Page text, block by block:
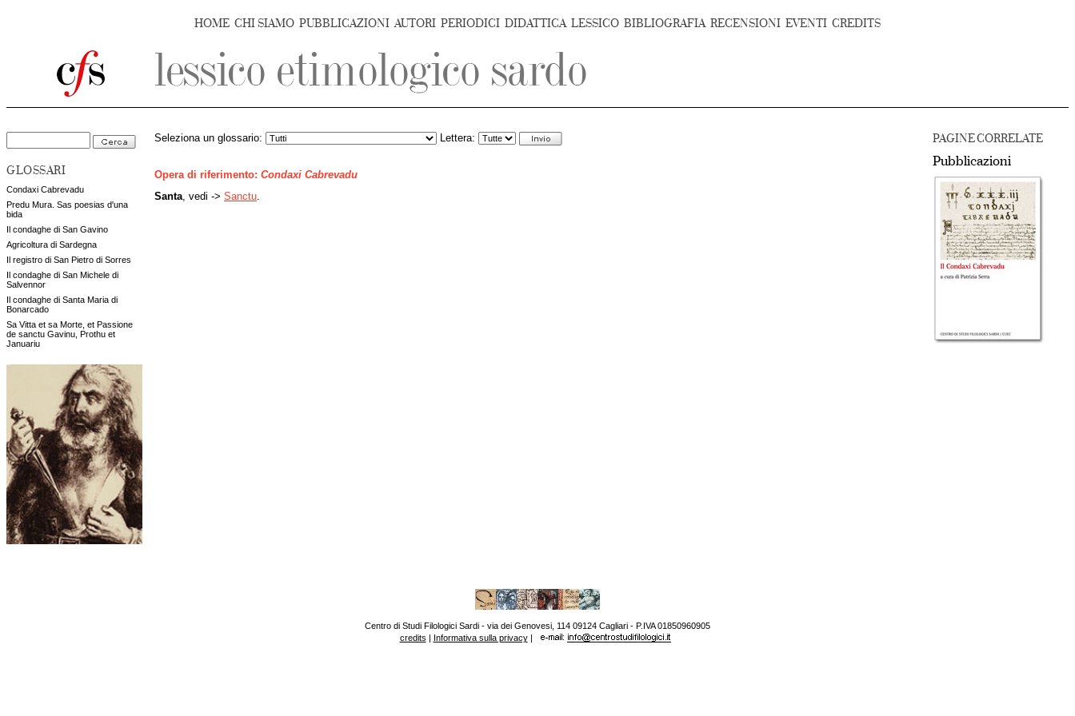
HOME CHI SIAMO PUBBLICAZIONI AUTORI PERIODICI DIDATTICA LESSICO BIBLIOGRAFIA RECENSIONI EVENTI CREDITS
GLOSSARI
Condaxi Cabrevadu
Predu Mura. Sas poesias d'una
bida
Il condaghe di San Gavino
Agricoltura di Sardegna
Il registro di San Pietro di Sorres
Il condaghe di San Michele di
Salvennor
Il condaghe di Santa Maria di
Bonarcado
Sa Vitta et sa Morte, et Passione
de sanctu Gavinu, Prothu et
Januariu
PAGINE CORRELATE
Pubblicazioni
Seleziona un glossario: Lettera:
Opera di riferimento: Condaxi Cabrevadu
Santa , vedi -> Sanctu
Centro di Studi Filologici Sardi - via dei Genovesi, 114 09124 Cagliari - P.IVA 01850960905
credits | Informativa sulla privacy|